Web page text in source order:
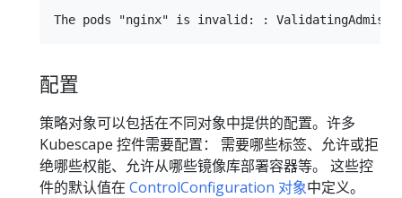
配置
策略对象可以包括在不同对象中提供的配置。许多
Kubescape 控件需要配置： 需要哪些标签、允许或拒
绝哪些权能、允许从哪些镜像库部署容器等。 这些控
件的默认值在 ControlConfiguration 对象中定义。